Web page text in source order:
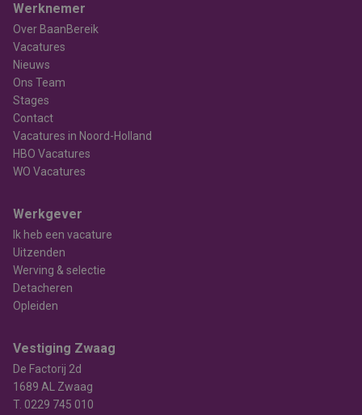
Werknemer
Over BaanBereik
Vacatures
Nieuws
Ons Team
Stages
Contact
Vacatures in Noord-Holland
HBO Vacatures
WO Vacatures
Werkgever
Ik heb een vacature
Uitzenden
Werving & selectie
Detacheren
Opleiden
Vestiging Zwaag
De Factorij 2d
1689 AL Zwaag
T. 0229 745 010